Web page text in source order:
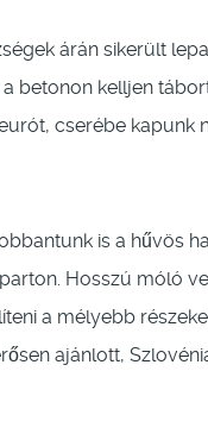
árán sikerült
betonon kelljen
cserébe kapunk
is a hűvös
Hosszú móló
a mélyebb
ajánlott,